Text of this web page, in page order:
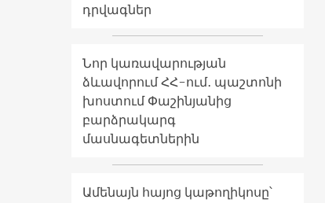
դրվագներ
Նոր կառավարության
ձևավորում ՀՀ-ում․ պաշտոնի
խոստում Փաշինյանից
բարձրակարգ
մասնագետներին
Ամենայն հայոց կաթողիկոսը՝